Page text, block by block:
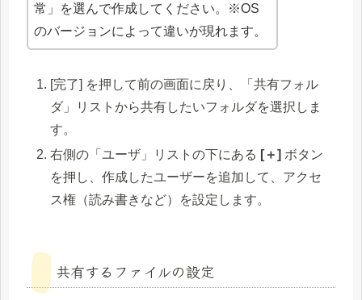
常」を選んで作成してください。※OS
のバージョンによって違いが現れます。
[完了] を押して前の画面に戻り、「共有フォル
ダ」リストから共有したいフォルダを選択しま
す。
右側の「ユーザ」リストの下にある [＋] ボタン
を押し、作成したユーザーを追加して、アクセ
ス権（読み書きなど）を設定します。
共有するファイルの設定